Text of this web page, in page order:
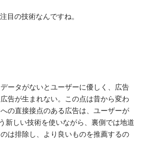
目の技術なんですね。
ータがないとユーザーに優しく、広告
告が生まれない。この点は昔から変わ
の直接接点のある広告は、ユーザーが
新しい技術を使いながら、裏側では地道
は排除し、より良いものを推薦するの